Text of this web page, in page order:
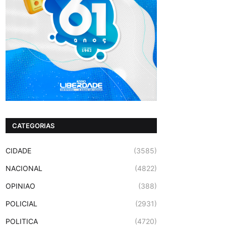
CATEGORIAS
CIDADE (3585)
NACIONAL (4822)
OPINIAO (388)
POLICIAL (2931)
POLITICA (4720)